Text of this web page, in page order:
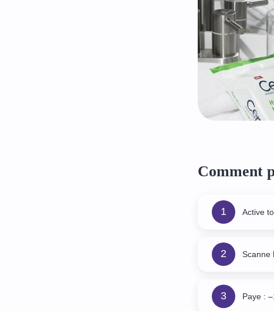
Comment
1 Active
2 Scanne
3 Paye :